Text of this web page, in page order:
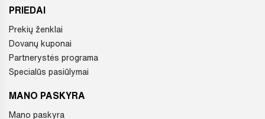
PRIEDAI
Prekių ženklai
Dovanų kuponai
Partnerystės programa
Specialūs pasiūlymai
MANO PASKYRA
Mano paskyra